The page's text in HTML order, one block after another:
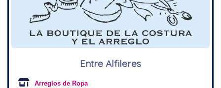
Entre Alfileres
Arreglos de Ropa